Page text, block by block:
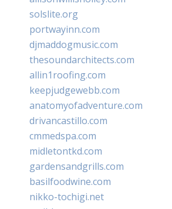
solslite.org
portwayinn.com
djmaddogmusic.com
thesoundarchitects.com
allin1roofing.com
keepjudgewebb.com
anatomyofadventure.com
drivancastillo.com
cmmedspa.com
midletontkd.com
gardensandgrills.com
basilfoodwine.com
nikko-tochigi.net